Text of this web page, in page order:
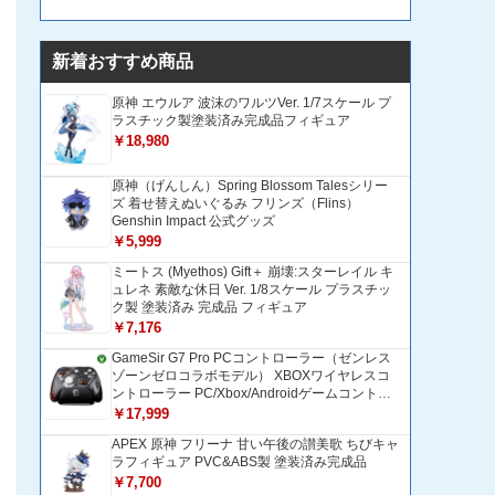
新着おすすめ商品
原神 エウルア 波沫のワルツVer. 1/7スケール プ
ラスチック製塗装済み完成品フィギュア
￥18,980
原神（げんしん）Spring Blossom Talesシリー
ズ 着せ替えぬいぐるみ フリンズ（Flins）
Genshin Impact 公式グッズ
￥5,999
ミートス (Myethos) Gift＋ 崩壊:スターレイル キ
ュレネ 素敵な休日 Ver. 1/8スケール プラスチッ
ク製 塗装済み 完成品 フィギュア
￥7,176
GameSir G7 Pro PCコントローラー（ゼンレス
ゾーンゼロコラボモデル） XBOXワイヤレスコ
ントローラー PC/Xbox/Androidゲームコントロ
ーラー 1200mAH大容量バッテリー TMRホール
コントローラー 追加ボタン＆トリガー/グリップ
振動モーター搭載 トリガーストップ＆背面ボタ
ンロック付きゲームパッド 光学式マイクロスイ
￥17,999
APEX 原神 フリーナ 甘い午後の讃美歌 ちびキャ
ラフィギュア PVC&ABS製 塗装済み完成品
￥7,700